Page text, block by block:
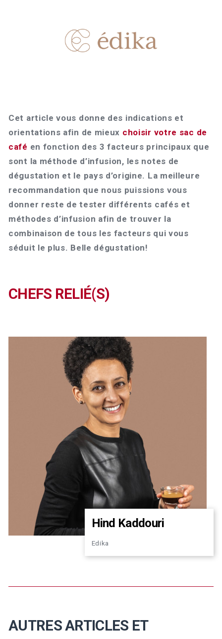
Cet article vous donne des indications et
orientations afin de mieux choisir votre sac de
café en fonction des 3 facteurs principaux que
sont la méthode d’infusion, les notes de
dégustation et le pays d’origine. La meilleure
recommandation que nous puissions vous
donner reste de tester différents cafés et
méthodes d’infusion afin de trouver la
combinaison de tous les facteurs qui vous
séduit le plus. Belle dégustation!
CHEFS RELIÉ(S)
Hind Kaddouri
Edika
AUTRES ARTICLES ET